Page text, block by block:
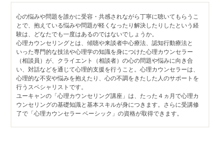
心の悩みや問題を誰かに受容・共感されながら丁寧に聴いてもらうこ
とで、抱えている悩みや問題が軽くなったり解決したりしたという経
験は、どなたでも一度はあるのではないでしょうか。
心理カウンセリングとは、傾聴や来談者中心療法、認知行動療法と
いった専門的な技法や心理学の知識を身につけた心理カウンセラー
（相談員）が、クライエント（相談者）の心の問題や悩みに向き合
い、対話などを通じて心理的支援を行うこと。心理カウンセラーは、
心理的な不安や悩みを抱えたり、心の不調をきたした人のサポートを
行うスペシャリストです。
ユーキャンの「心理カウンセリング講座」は、たった４ヵ月で心理カ
ウンセリングの基礎知識と基本スキルが身につきます。さらに受講修
了で「心理カウンセラー ベーシック」の資格が取得できます。